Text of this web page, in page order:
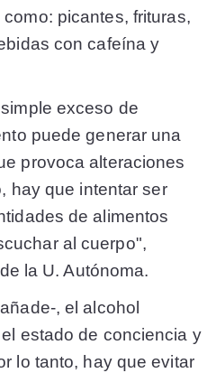
picantes, frituras,
con cafeína y
exceso de
puede generar una
provoca alteraciones
hay que intentar ser
de alimentos
al cuerpo",
la U. Autónoma.
, el alcohol
estado de conciencia y
lo tanto, hay que evitar